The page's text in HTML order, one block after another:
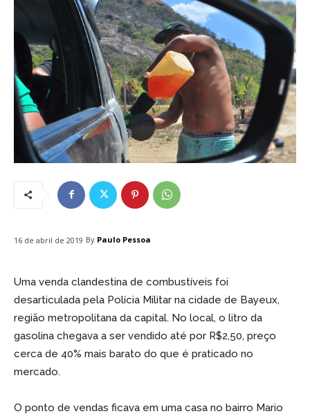
16 de abril de 2019 By Paulo Pessoa
Uma venda clandestina de combustíveis foi
desarticulada pela Polícia Militar na cidade de Bayeux,
região metropolitana da capital. No local, o litro da
gasolina chegava a ser vendido até por R$2,50, preço
cerca de 40% mais barato do que é praticado no
mercado.
O ponto de vendas ficava em uma casa no bairro Mario